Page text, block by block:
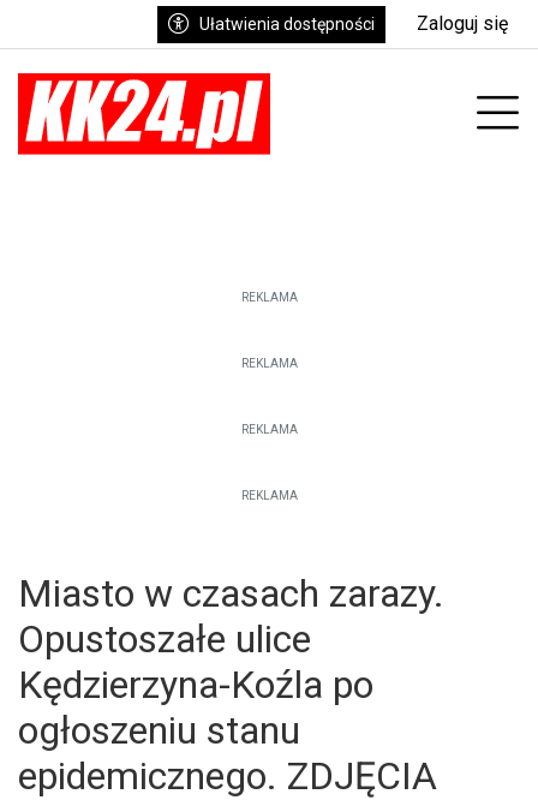
Ułatwienia dostępności Zaloguj się
REKLAMA
REKLAMA
REKLAMA
REKLAMA
Miasto w czasach zarazy.
Opustoszałe ulice
Kędzierzyna-Koźla po
ogłoszeniu stanu
epidemicznego. ZDJĘCIA